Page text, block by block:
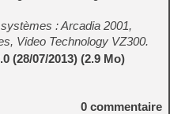
: Arcadia 2001,
Video Technology VZ300.
(28/07/2013) (2.9 Mo)
0 commentaire